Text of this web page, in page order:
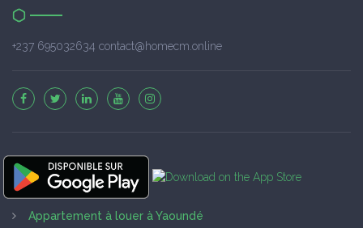
+237 695032634 contact@homecm.online
Appartement à louer à Yaoundé